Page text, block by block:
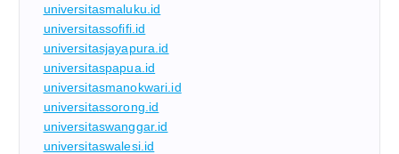
universitasmaluku.id
universitassofifi.id
universitasjayapura.id
universitaspapua.id
universitasmanokwari.id
universitassorong.id
universitaswanggar.id
universitaswalesi.id